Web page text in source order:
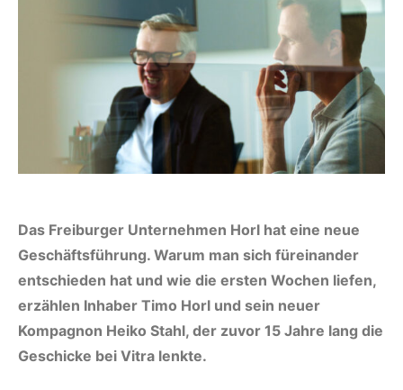
Das Freiburger Unternehmen Horl hat eine neue
Geschäftsführung. Warum man sich füreinander
entschieden hat und wie die ersten Wochen liefen,
erzählen Inhaber Timo Horl und sein neuer
Kompagnon Heiko Stahl, der zuvor 15 Jahre lang die
Geschicke bei Vitra lenkte.